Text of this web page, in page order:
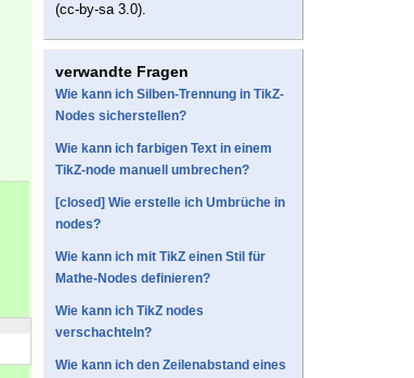
(cc-by-sa 3.0).
verwandte Fragen
Wie kann ich Silben-Trennung in TikZ-
Nodes sicherstellen?
Wie kann ich farbigen Text in einem
TikZ-node manuell umbrechen?
[closed] Wie erstelle ich Umbrüche in
nodes?
Wie kann ich mit TikZ einen Stil für
Mathe-Nodes definieren?
Wie kann ich TikZ nodes
verschachteln?
Wie kann ich den Zeilenabstand eines